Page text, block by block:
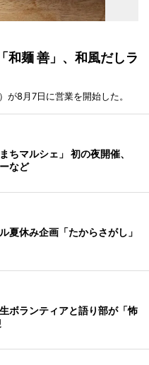
和麺 善」、和風だしラ
が8月7日に営業を開始した。
ちマルシェ」 初の夜開催、
など
夏休み企画「たからさがし」
ボランティアと語り部が「怖